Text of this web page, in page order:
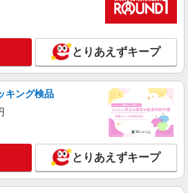
ブランドの販売スタッフ
社員：時給1,300円 週20時間以上勤務
保険加入） アルバイト・パート：時給
県桑名市長島町浦安368 三井アウトレッ
ジャズドリーム長島
詳細を見る
とりあえずキープ
キング検品
とりあえずキープ